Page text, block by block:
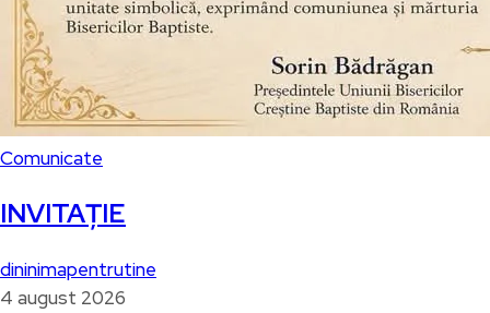
Comunicate
INVITAȚIE
dininimapentrutine
4 august 2026